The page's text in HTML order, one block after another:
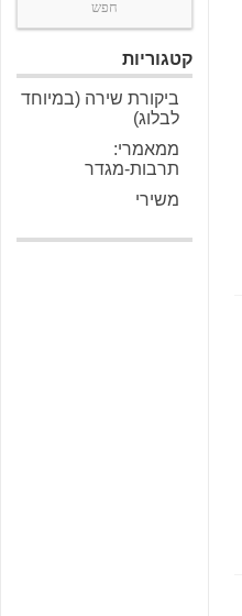
קטגוריות
ביקורת שירה (במיוחד
לבלוג)
ממאמרי:
תרבות-מגדר
משירי